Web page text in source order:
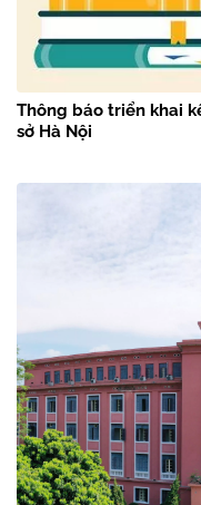
Thông báo triển khai
sở Hà Nội